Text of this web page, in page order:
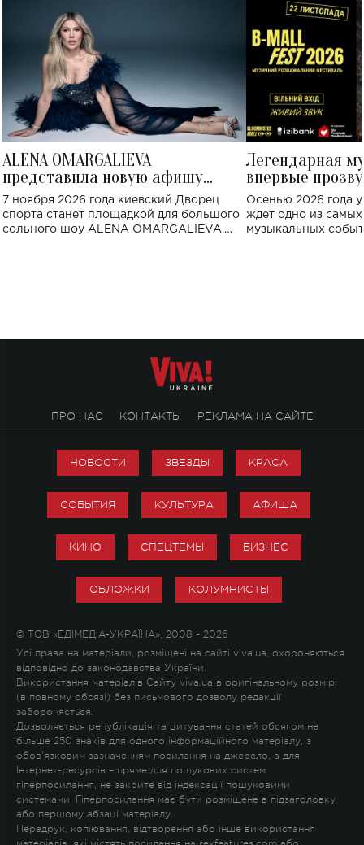
ALENA OMARGALIEVA
представила новую афишу
большого концерта во Дворце
спорта
7 ноября 2026 года киевский Дворец
спорта станет площадкой для большого
сольного шоу ALENA OMARGALIEVA.
Легендарная
впервые
Украине: где
Осенью 2026 года
ждет одно из
музыкальных
ПРО НАС КОНТАКТЫ РЕКЛАМА НА САЙТЕ
НОВОСТИ ЗВЕЗДЫ КРАСА
СОБЫТИЯ КУЛЬТУРА АФИША
КИНО СПЕЦТЕМЫ БИЗНЕС
ОБЛОЖКИ КОЛУМНИСТЫ
© ТОВ «ЕДІМЕДІА-УКРАЇНА», 2008 - 2026
Усі права на матеріали, розміщені на сайті viva.ua, охороняються
відповідно до законодавства України.
Використання матеріалів Сайту viva.ua в оригінальному розмірі
(в повному обсязі) без письмового дозволу редакції
забороняється.
Дозволяється републікація та цитування статей обсягом не
більше 250 знаків для одного інформаційного матеріалу, з
обов'язковим зазначенням посилання на джерело, а для
Інтернет-ресурсів – пряме для пошукових систем
гіперпосилання, не закрите від індексації пошуковими
системами. Гіперпосилання має бути розміщене в підзаголовку
або першому абзаці матеріалу.
Передрук, копіювання, відтворення або інше використання